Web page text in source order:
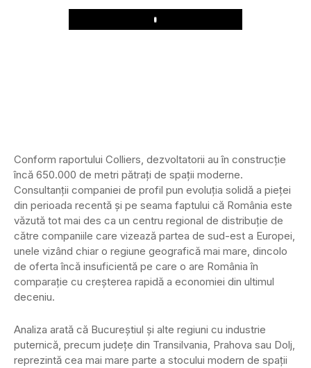
Play
Conform raportului Colliers, dezvoltatorii au în construcţie
încă 650.000 de metri pătraţi de spaţii moderne.
Consultanţii companiei de profil pun evoluţia solidă a pieţei
din perioada recentă şi pe seama faptului că România este
văzută tot mai des ca un centru regional de distribuţie de
către companiile care vizează partea de sud-est a Europei,
unele vizând chiar o regiune geografică mai mare, dincolo
de oferta încă insuficientă pe care o are România în
comparaţie cu creşterea rapidă a economiei din ultimul
deceniu.
Analiza arată că Bucureştiul şi alte regiuni cu industrie
puternică, precum judeţe din Transilvania, Prahova sau Dolj,
reprezintă cea mai mare parte a stocului modern de spaţii